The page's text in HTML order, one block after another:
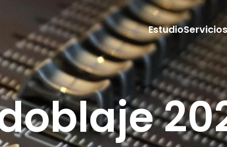
EstudioServicios